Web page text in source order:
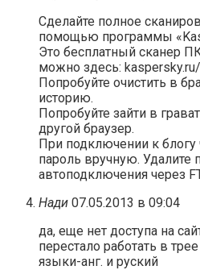
Сделайте полное
помощью программы
Это бесплатный сканер
можно здесь:
Попробуйте очистить в
историю.
Попробуйте зайти в
другой браузер.
При подключении к блогу
пароль вручную. Удалите
автоподключения через
Нади 07.05.2013 в 09:04
да, еще нет доступа на
перестало работать в
языки-анг. и руский